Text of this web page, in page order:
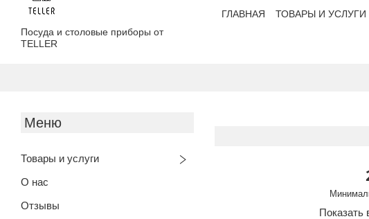
Посуда и столовые приборы от
TELLER
ГЛАВНАЯ ТОВАРЫ И УСЛУГИ
Товары и услуги
О нас
Отзывы
Показать